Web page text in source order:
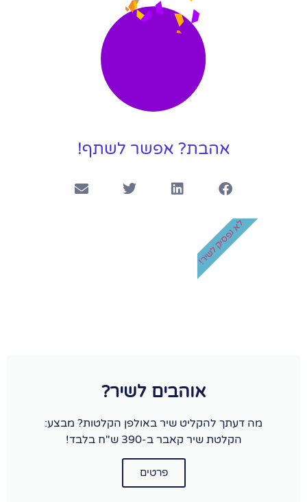
קליפ יום הולדת 50 לאמא המלכה שלנו
קליפ בר מצווה ליונתן
אהבת? אפשר לשתף!
אוהבים לשיר?
מה דעתך להקליט שיר באולפן הקלטות? מבצע:
הקלטת שיר קאבר ב-390 ש"ח בלבד!
פרטים
לא נפסיק לשיר!